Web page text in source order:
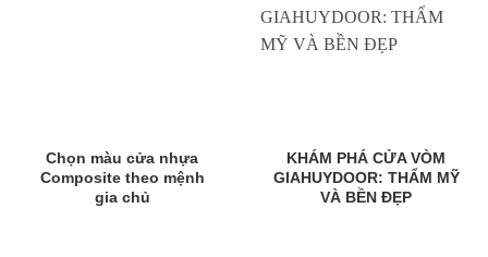
Chọn màu cửa nhựa
Composite theo mệnh
gia chủ
KHÁM PHÁ CỬA VÒM
GIAHUYDOOR: THẨM MỸ
VÀ BỀN ĐẸP